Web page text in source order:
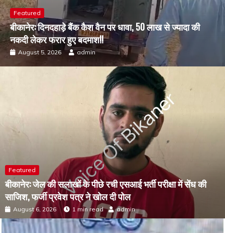
Featured
बीकानेर: दिनदहाड़े बैंक कैश वैन पर धावा, 50 लाख से ज्यादा की
नकदी लेकर फरार हुए बदमाश!!
August 5, 2026 admin
Featured
बीकानेर: जेल की सलाखों के पीछे रची एसआई भर्ती परीक्षा में सेंध की
साजिश, फर्जी प्रवेश पत्र ने खोल दी पोल
August 6, 2026 1 min read admin